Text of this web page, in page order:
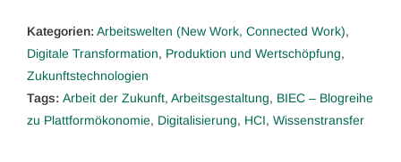
Kategorien: Arbeitswelten (New Work, Connected Work),
Digitale Transformation, Produktion und Wertschöpfung,
Zukunftstechnologien
Tags: Arbeit der Zukunft, Arbeitsgestaltung, BIEC – Blogreihe
zu Plattformökonomie, Digitalisierung, HCI, Wissenstransfer